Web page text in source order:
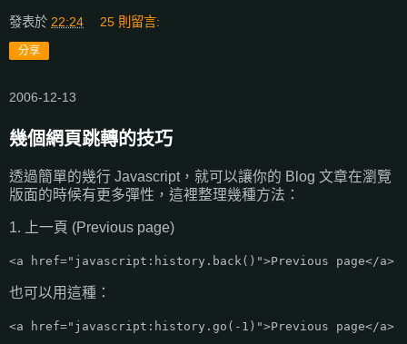
發表於 22:24 25 則留言:
分享
2006-12-13
幾個網頁跳轉的技巧
透過簡單的幾行 Javascript，就可以讓你的 Blog 文章在瀏覽
版面的時候有更多彈性，這裡整理幾種方法：
1. 上一頁 (Previous page)
<a href="javascript:history.back()">Previous page</a>
也可以用這種：
<a href="javascript:history.go(-1)">Previous page</a>